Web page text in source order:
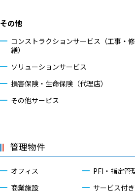
その他
コンストラクションサービス（工事・修
繕）
ソリューションサービス
損害保険・生命保険（代理店）
その他サービス
管理物件
オフィス
商業施設
PFI・指定管
サービス付